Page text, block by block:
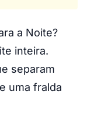
a Noite?
inteira.
separam
uma fralda